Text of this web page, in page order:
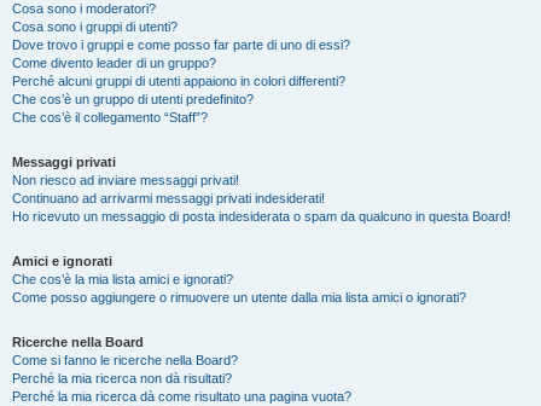
Cosa sono i moderatori?
Cosa sono i gruppi di utenti?
Dove trovo i gruppi e come posso far parte di uno di essi?
Come divento leader di un gruppo?
Perché alcuni gruppi di utenti appaiono in colori differenti?
Che cos’è un gruppo di utenti predefinito?
Che cos’è il collegamento “Staff”?
Messaggi privati
Non riesco ad inviare messaggi privati!
Continuano ad arrivarmi messaggi privati indesiderati!
Ho ricevuto un messaggio di posta indesiderata o spam da qualcuno in questa Board!
Amici e ignorati
Che cos’è la mia lista amici e ignorati?
Come posso aggiungere o rimuovere un utente dalla mia lista amici o ignorati?
Ricerche nella Board
Come si fanno le ricerche nella Board?
Perché la mia ricerca non dà risultati?
Perché la mia ricerca dà come risultato una pagina vuota?